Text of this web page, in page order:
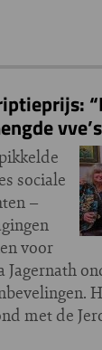
sociale
–
voor
met de